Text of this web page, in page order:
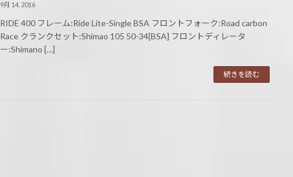
9月 14, 2016
RIDE 400 フレーム:Ride Lite-Single BSA フロントフォーク:Road carbon
Race クランクセット:Shimao 105 50-34[BSA] フロントディレータ
ー:Shimano […]
続きを読む